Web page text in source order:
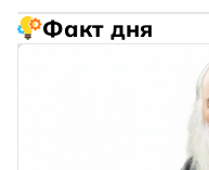
Факт дня